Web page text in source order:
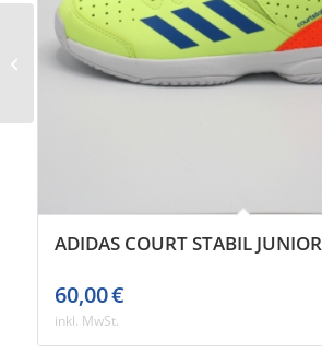
ADIDAS COURT STABIL JUNIOR
60,00€
inkl. MwSt.
Puma ForeverRun
Nitro 3 Damen